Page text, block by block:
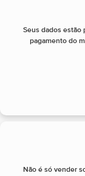
Seus dados estão
pagamento do
Não é só vender